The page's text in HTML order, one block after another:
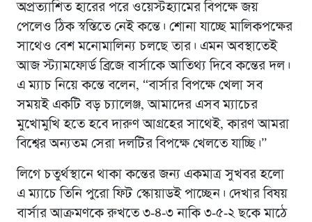
অপ্রত্যাশিত হারের পরে ওয়েস্টহ্যামের বিপক্ষে জয়
পেলেও ঠিক স্বস্তিতে নেই কন্তে। শোনা যাচ্ছে মালিকপক্ষের
সাথেও বেশ মনোমালিন্য চলছে তার। এমন অবস্থাতেই
আজ স্ট্যামফোর্ড ব্রিজে বার্সাকে আতিথ্য দিবে কন্তের দল।
এ ম্যাচ নিয়ে কন্তে বলেন, “বার্সার বিপক্ষে খেলা সব
সময়ই একটি বড় চ্যালেঞ্জ, আমাদের এসব ম্যাচের
মুখোমুখি হতে হবে দারুণ আগ্রহের সাথেই, কারণ আমরা
বিশ্বের অন্যতম সেরা দলটির বিপক্ষে খেলতে যাচ্ছি।”
লিগে চতুর্থস্থানে থাকা কন্তের জন্য একমাত্র সুখবর হলো
এ ম্যাচে তিনি পুরো ফিট স্কোয়াডই পাচ্ছেন। দেখার বিষয়
বার্সার আক্রমণকে রুখতে ৩-৪-৩ নাকি ৩-৫-২ ছকে মাঠে